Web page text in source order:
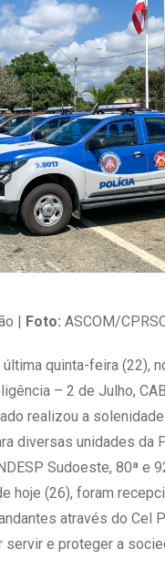
| Foto: ASCOM/
última quinta-feira (22),
– 2 de Julho,
realizou a
diversas unidades da
Sudoeste, 80ª e
hoje (26), foram
através do Cel
servir e proteger a